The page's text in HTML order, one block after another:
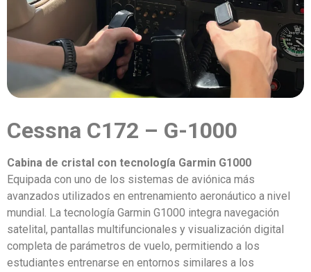
Cessna C172 – G-1000
Cabina de cristal con tecnología Garmin G1000
Equipada con uno de los sistemas de aviónica más
avanzados utilizados en entrenamiento aeronáutico a nivel
mundial. La tecnología Garmin G1000 integra navegación
satelital, pantallas multifuncionales y visualización digital
completa de parámetros de vuelo, permitiendo a los
estudiantes entrenarse en entornos similares a los